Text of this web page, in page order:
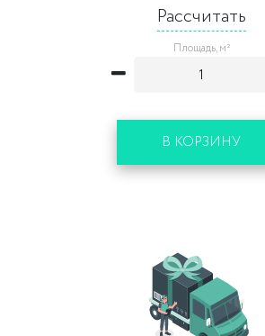
Рассчитать
Площадь, м²
В КОРЗИНУ